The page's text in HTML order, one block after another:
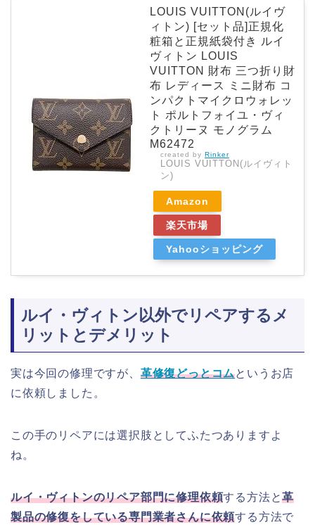
LOUIS VUITTON(ルイヴ
ィトン) [セット品]正規化
粧箱と正規紙袋付き ルイ
ヴィトン LOUIS
VUITTON 財布 三つ折り財
布 レディース ミニ財布 コ
ンパクトマイクロウォレッ
ト ポルトフォイユ・ヴィ
クトリーヌ モノグラム
M62472
created by Rinker
LOUIS VUITTON(ルイヴィト
ン)
Amazon
楽天市場
Yahooショッピング
ルイ・ヴィトン以外でリペアするメ
リットとデメリット
実は今回の修理ですが、 革修復どっとコムというお店
に依頼しました。
この手のリペアには選択肢としてふたつありますよ
ね。
ルイ・ヴィトンのリペア部門に修理依頼する方法と革
製品の修復をしている専門業者さんに依頼する方法で